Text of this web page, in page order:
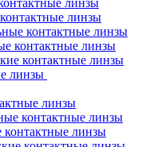
линзы
линзы
контактные линзы
контактные линзы
контактные линзы
линзы
линзы
контактные линзы
контактные линзы